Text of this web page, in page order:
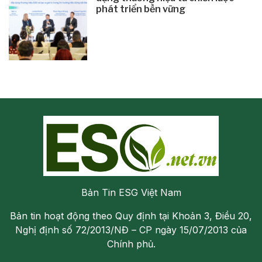
phát triển bền vững
Bản Tin ESG Việt Nam
Bản tin hoạt động theo Quy định tại Khoản 3, Điều 20,
Nghị định số 72/2013/NĐ – CP ngày 15/07/2013 của
Chính phủ.